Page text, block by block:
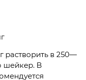
растворить в 250—
шейкер. В